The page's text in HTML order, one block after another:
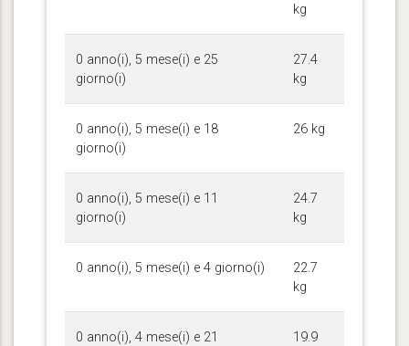
kg
0 anno(i), 5 mese(i) e 25
giorno(i)
27.4
kg
0 anno(i), 5 mese(i) e 18
giorno(i)
26 kg
0 anno(i), 5 mese(i) e 11
giorno(i)
24.7
kg
0 anno(i), 5 mese(i) e 4 giorno(i)
22.7
kg
0 anno(i), 4 mese(i) e 21
19.9